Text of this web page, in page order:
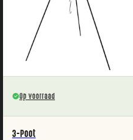
Op voorraad
3-Poot